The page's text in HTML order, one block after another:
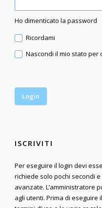
Ho dimenticato la password
Ricordami
Nascondi il mio stato per
ISCRIVITI
Per eseguire il login devi
richiede solo pochi secondi
avanzate. L’amministratore
agli utenti. Prima di eseguire